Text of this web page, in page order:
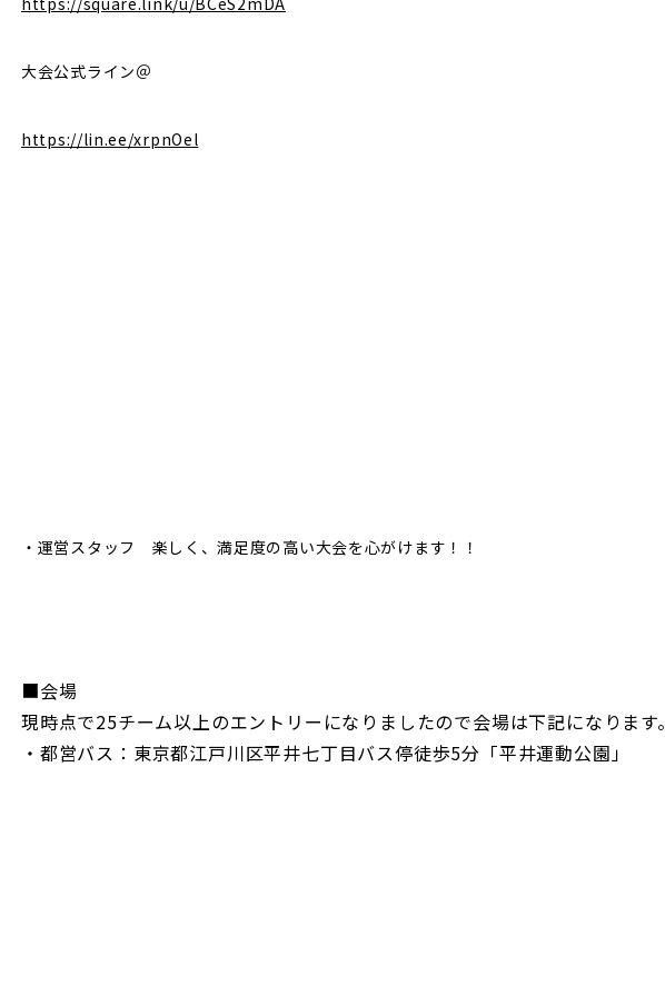
大会公式ライン＠
https://lin.ee/xrpnOel
・運営スタッフ 楽しく、満足度の高い大会を心がけます！！
■会場
現時点で25チーム以上のエントリーになりましたので会場は下記になります。
・都営バス：東京都江戸川区平井七丁目バス停徒歩5分「平井運動公園」